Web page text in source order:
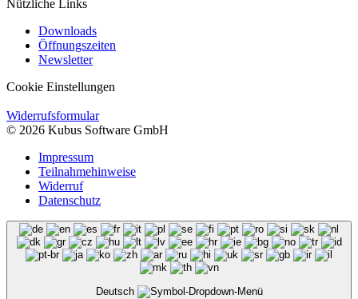
Nützliche Links
Downloads
Öffnungszeiten
Newsletter
Cookie Einstellungen
Widerrufsformular
© 2026 Kubus Software GmbH
Impressum
Teilnahmehinweise
Widerruf
Datenschutz
Deutsch